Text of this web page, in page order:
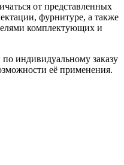
от представленных
фурнитуре, а также
комплектующих и
индивидуальному заказу
её применения.